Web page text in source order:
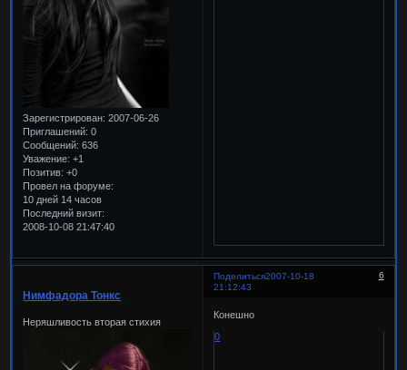
Зарегистрирован: 2007-06-26
Приглашений: 0
Сообщений: 636
Уважение: +1
Позитив: +0
Провел на форуме:
10 дней 14 часов
Последний визит:
2008-10-08 21:47:40
Поделиться 6
2007-10-18
21:12:43
Нимфадора Тонкс
Неряшливость вторая стихия
Конешно
0